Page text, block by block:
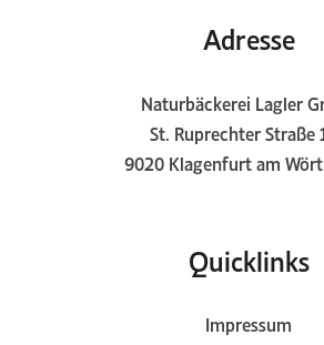
Adresse
Naturbäckerei Lagler
St. Ruprechter Straße
9020 Klagenfurt am
Quicklinks
Impressum